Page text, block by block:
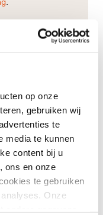
op onze
gebruiken wij
te
media te kunnen
content bij u
ons en onze
te gebruiken
Onze
.
interesse?